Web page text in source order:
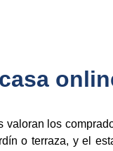
valoran los
o terraza, y el